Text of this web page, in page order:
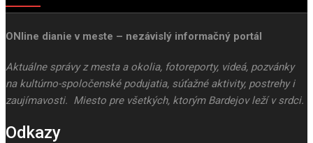
ONline dianie v meste – nezávislý informačný portál
Aktuálne správy z mesta a okolia, fotoreporty, videá, pozvánky
na kultúrno-spoločenské podujatia, súťažné aktivity, postrehy i
zaujímavosti. Miesto pre všetkých, ktorým Bardejov leží v srdci.
Odkazy